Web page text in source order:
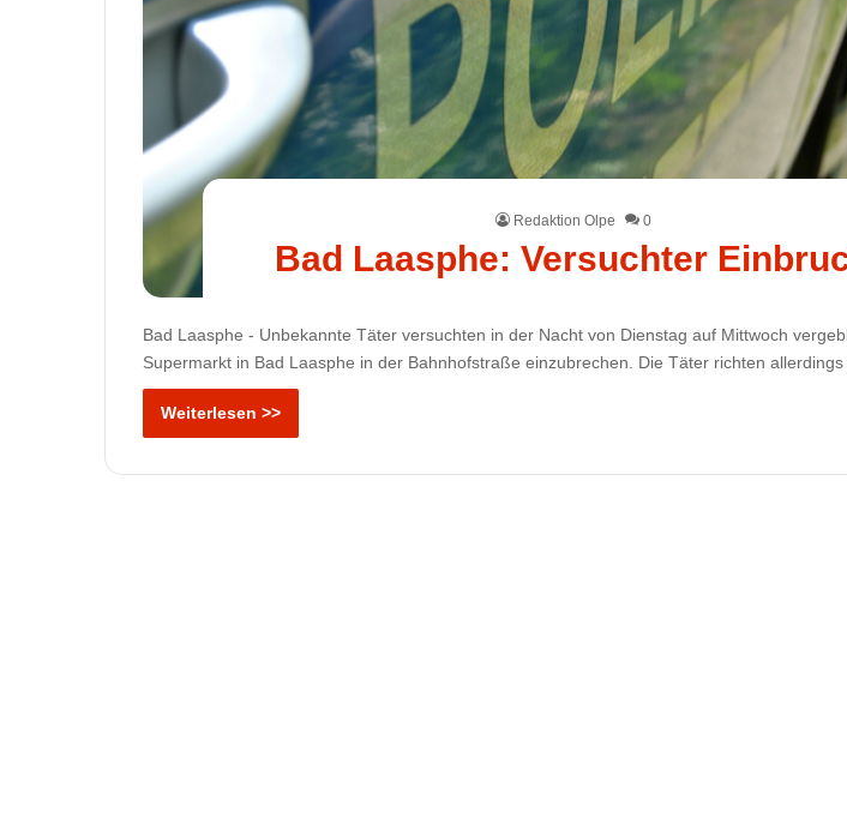
Redaktion Olpe 0
Bad Laasphe: Versuchter
Bad Laasphe - Unbekannte Täter versuchten in der Nacht von Dienstag auf Mittwoch
Supermarkt in Bad Laasphe in der Bahnhofstraße einzubrechen. Die Täter richten allerdings
Weiterlesen >>